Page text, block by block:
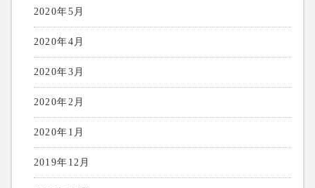
2020年5月
2020年4月
2020年3月
2020年2月
2020年1月
2019年12月